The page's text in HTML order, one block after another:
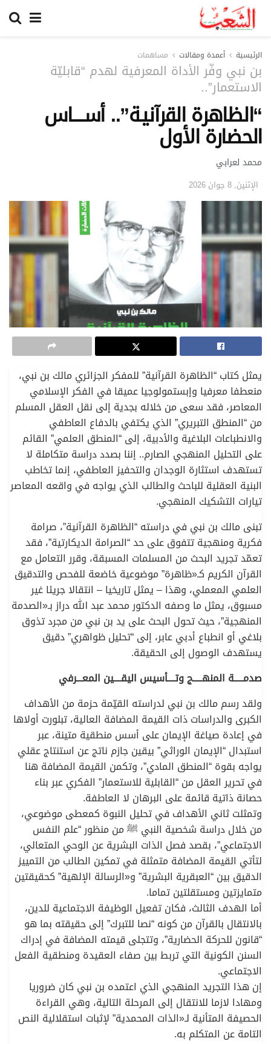
الرئيسية أعمدة ومقالات مساهمات
بن نبي وفّر الأداة المعرفية لهدم “قابليّة
الاستعمار”..
“الظاهرة القرآنيـة”.. أســـــاس
الحضارة الأول
محمد لعرابي
الإثنين, 8 جوان 2026
يمثل كتاب “الظاهرة القرآنية” للمفكر الجزائري مالك بن نبي،
منعطفا معرفيا وإبستمولوجيا عميقا في الفكر الإسلامي
المعاصر، فقد سعى من خلاله بجدية إلى نقل العقل المسلم
من “المنطق التبريري” الذي يكتفي بالدفاع العاطفي
والانطباعات البلاغية والأدبية، إلى “المنطق العلمي” القائم
على التحليل المنهجي الصارم.. إننا بصدد دراسة متكاملة لا
تستهدف استثارة الوجدان والتحفيز العاطفي، إنما تخاطب
البنية العقلية للباحث والطالب الذي يواجه في واقعه المعاصر
تيارات التشكيك المنهجي.
تبنى مالك بن نبي في دراسته “الظاهرة القرآنية”، صرامة
فكرية ومنهجية تتفوق على حد “الصرامة الديكارتية”، فقد
تعمّد تجريد البحث من المسلمات المسبقة، وقرر التعامل مع
القرآن الكريم كـ«ظاهرة” موضوعية خاضعة للفحص والتدقيق
العلمي المعملي، وهذا – يمثل تاريخيا – انتقالا جريئا غير
مسبوق، يمثل ما وصفه الدكتور محمد عبد الله دراز بـ«الصدمة
المنهجية”، حيث تحول البحث على يد بن نبي من مجرد تذوق
بلاغي أو انطباع أدبي عابر، إلى “تحليل ظواهري” دقيق
يستهدف الوصول إلى الحقيقة.
صدمـــــة المنهـــــج وتــــأسيس اليقــــين المعـــرفي
ولقد رسم مالك بن نبي لدراسته القيّمة حزمة من الأهداف
الكبرى والدراسات ذات القيمة المضافة العالية، تبلورت أولاها
في إعادة صياغة الإيمان على أسس منطقية متينة، عبر
استبدال “الإيمان الوراثي” بيقين جازم ناتج عن استنتاج عقلي
يواجه بقوة “المنطق المادي”، وتكمن القيمة المضافة هنا
في تحرير العقل من “القابلية للاستعمار” الفكري عبر بناء
حصانة ذاتية قائمة على البرهان لا العاطفة.
وتمثلت ثاني الأهداف في تحليل النبوة كمعطى موضوعي،
من خلال دراسة شخصية النبي ﷺ من منظور “علم النفس
الاجتماعي”، بقصد فصل الذات البشرية عن الوحي المتعالي،
لتأتي القيمة المضافة متمثلة في تمكين الطالب من التمييز
الدقيق بين “العبقرية البشرية” و«الرسالة الإلهية” كحقيقتين
متمايزتين ومستقلتين تماما.
أما الهدف الثالث، فكان تفعيل الوظيفة الاجتماعية للدين،
بالانتقال بالقرآن من كونه “نصا للتبرك” إلى حقيقته بما هو
“قانون للحركة الحضارية”، وتتجلى قيمته المضافة في إدراك
السنن الكونية التي تربط بين صفاء العقيدة ومنطقية الفعل
الاجتماعي.
إن هذا التجريد المنهجي الذي اعتمده بن نبي كان ضروريا
ومهادا لازما للانتقال إلى المرحلة التالية، وهي القراءة
الحصيفة المتأنية لـ«الذات المحمدية” لإثبات استقلالية النص
التامة عن المتكلم به.